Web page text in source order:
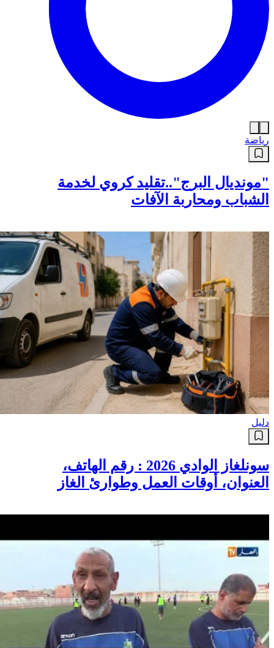
رياضة
"مونديال البرج"..تقليد كروي لخدمة
الشباب ومحاربة الآفات
دليل
سونلغاز الوادي 2026 : رقم الهاتف،
العنوان، أوقات العمل وطوارئ الغاز